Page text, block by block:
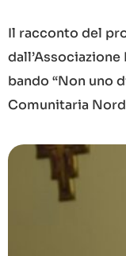
Il racconto del
bando “Non uno
Comunitaria